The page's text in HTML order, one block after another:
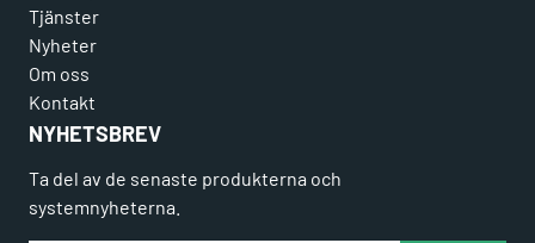
Tjänster
Nyheter
Om oss
Kontakt
NYHETSBREV
Ta del av de senaste produkterna och
systemnyheterna.